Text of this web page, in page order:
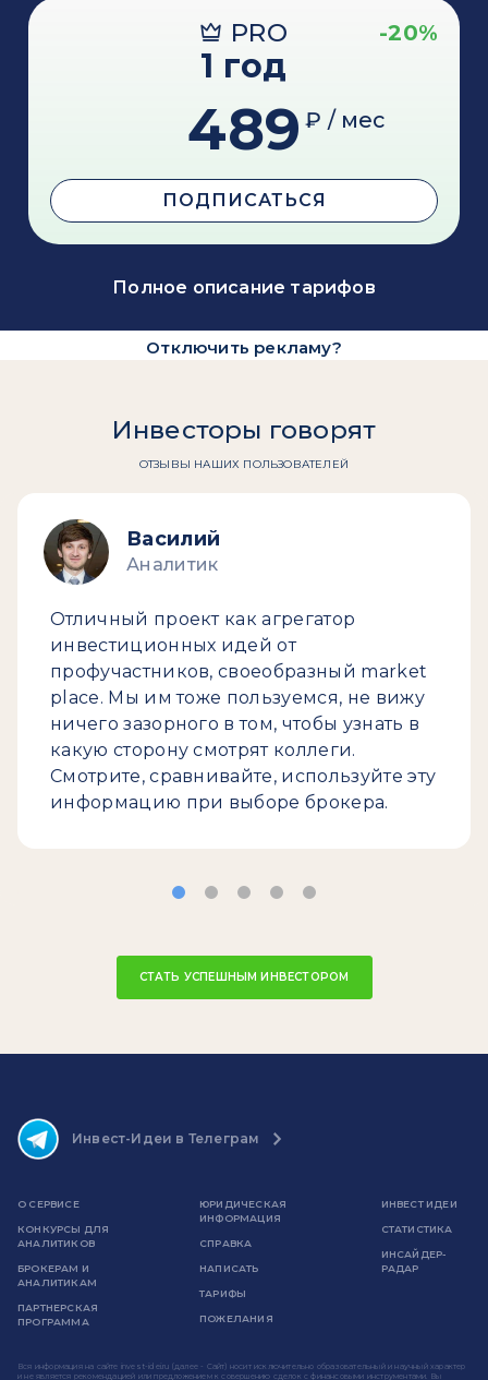
PRO -20%
1 год
489 ₽ / мес
ПОДПИСАТЬСЯ
Полное описание тарифов
Отключить рекламу?
Инвесторы говорят
ОТЗЫВЫ НАШИХ ПОЛЬЗОВАТЕЛЕЙ
Василий
Аналитик
Отличный проект как агрегатор
инвестиционных идей от
профучастников, своеобразный market
place. Мы им тоже пользуемся, не вижу
ничего зазорного в том, чтобы узнать в
какую сторону смотрят коллеги.
Смотрите, сравнивайте, используйте эту
информацию при выборе брокера.
СТАТЬ УСПЕШНЫМ ИНВЕСТОРОМ
Инвест-Идеи в Телеграм
О СЕРВИСЕ
КОНКУРСЫ ДЛЯ
АНАЛИТИКОВ
БРОКЕРАМ И
АНАЛИТИКАМ
ПАРТНЕРСКАЯ
ПРОГРАММА
ЮРИДИЧЕСКАЯ
ИНФОРМАЦИЯ
СПРАВКА
НАПИСАТЬ
ТАРИФЫ
ПОЖЕЛАНИЯ
ИНВЕСТ ИДЕИ
СТАТИСТИКА
ИНСАЙДЕР-
РАДАР
Вся информация на сайте invest-idei.ru (далее - Сайт) носит исключительно образовательный и научный характер
и не является рекомендацией или предложением к совершению сделок с финансовыми инструментами. Вы